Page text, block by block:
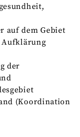
auf dem Gebiet
Aufklärung
der
(Koordination